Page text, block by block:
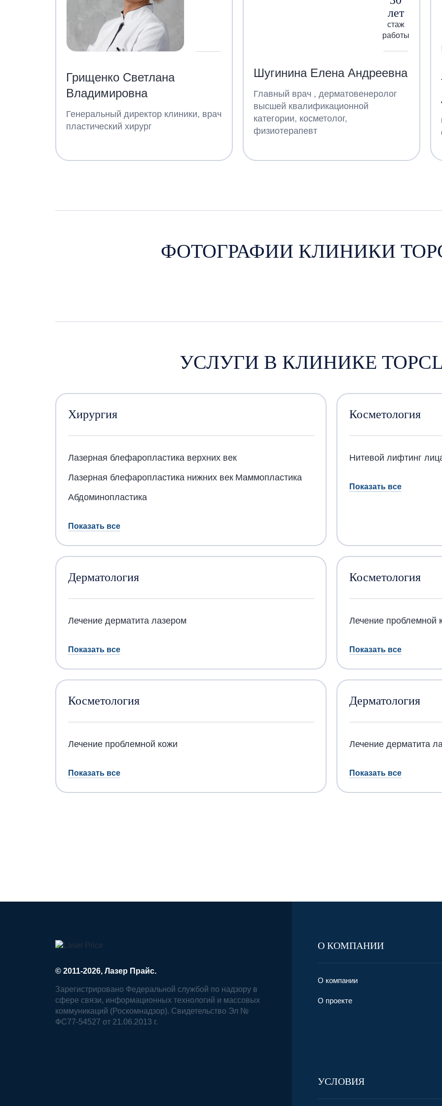
Грищенко Светлана
Владимировна
Генеральный директор клиники, врач
пластический хирург
лет
стаж
работы
Шугинина Елена Андреевна
Главный врач , дерматовенеролог
высшей квалификационной
категории, косметолог,
физиотерапевт
ФОТОГРАФИИ КЛИНИКИ
УСЛУГИ В КЛИНИКЕ
Хирургия
Лазерная блефаропластика верхних век
Лазерная блефаропластика нижних век Маммопластика
Абдоминопластика
Показать все
Косметология
Нитевой лифтинг
Показать все
Дерматология
Лечение дерматита лазером
Показать все
Косметология
Лечение проблемной
Показать все
Косметология
Лечение проблемной кожи
Показать все
Дерматология
Лечение дерматита
Показать все
© 2011-2026, Лазер Прайс.
Зарегистрировано Федеральной службой по надзору в
сфере связи, информационных технологий и массовых
коммуникаций (Роскомнадзор). Свидетельство Эл №
ФС77-54527 от 21.06.2013 г.
О КОМПАНИИ
О компании
О проекте
УСЛОВИЯ